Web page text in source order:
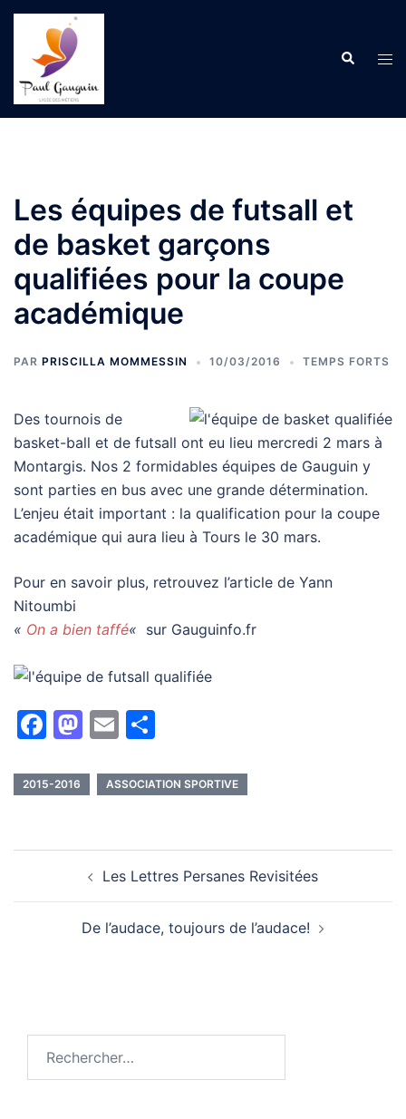
Aller
contenu
Les équipes de futsall et
de basket garçons
qualifiées pour la coupe
académique
PAR PRISCILLA MOMMESSIN 10/03/2016 TEMPS FORTS
Des tournois de
basket-ball et de futsall ont eu lieu mercredi 2 mars à
Montargis. Nos 2 formidables équipes de Gauguin y
sont parties en bus avec une grande détermination.
L’enjeu était important : la qualification pour la coupe
académique qui aura lieu à Tours le 30 mars.
Pour en savoir plus, retrouvez l’article de Yann
Nitoumbi
« On a bien taffé« sur Gauguinfo.fr
Facebook
Mastodon
Email
2015-2016 ASSOCIATION SPORTIVE
d’article Les Lettres Persanes Revisitées
De l’audace, toujours de l’audace!